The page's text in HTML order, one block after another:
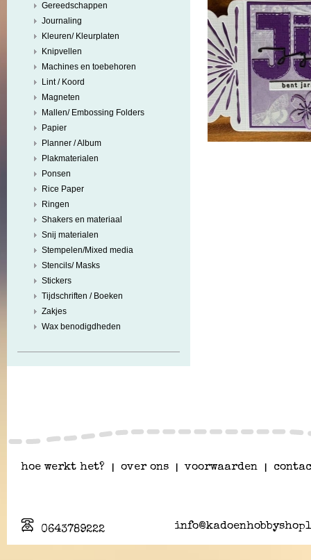
Gereedschappen
Journaling
Kleuren/ Kleurplaten
Knipvellen
Machines en toebehoren
Lint / Koord
Magneten
Mallen/ Embossing Folders
Papier
Planner / Album
Plakmaterialen
Ponsen
Rice Paper
Ringen
Shakers en materiaal
Snij materialen
Stempelen/Mixed media
Stencils/ Masks
Stickers
Tijdschriften / Boeken
Zakjes
Wax benodigdheden
hoe werkt het? over ons voorwaarden
0643789222